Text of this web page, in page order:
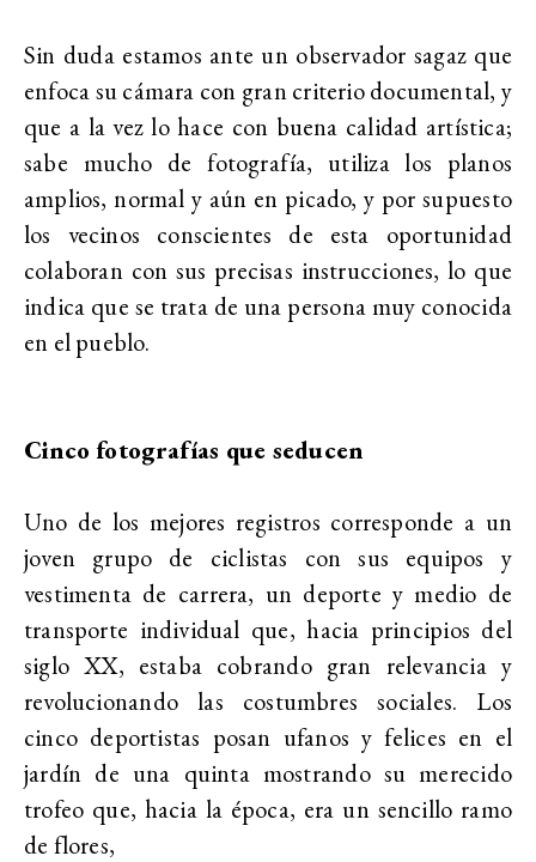
Sin duda estamos ante un observador sagaz que
enfoca su cámara con gran criterio documental, y
que a la vez lo hace con buena calidad artística;
sabe mucho de fotografía, utiliza los planos
amplios, normal y aún en picado, y por supuesto
los vecinos conscientes de esta oportunidad
colaboran con sus precisas instrucciones, lo que
indica que se trata de una persona muy conocida
en el pueblo.
Cinco fotografías que seducen
Uno de los mejores registros corresponde a un
joven grupo de ciclistas con sus equipos y
vestimenta de carrera, un deporte y medio de
transporte individual que, hacia principios del
siglo XX, estaba cobrando gran relevancia y
revolucionando las costumbres sociales. Los
cinco deportistas posan ufanos y felices en el
jardín de una quinta mostrando su merecido
trofeo que, hacia la época, era un sencillo ramo
de flores,